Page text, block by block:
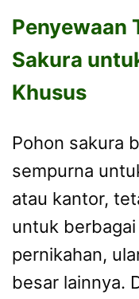
Penyewaan
Sakura
Khusus
Pohon sakura
sempurna
atau kantor,
untuk
pernikahan,
besar lainnya.